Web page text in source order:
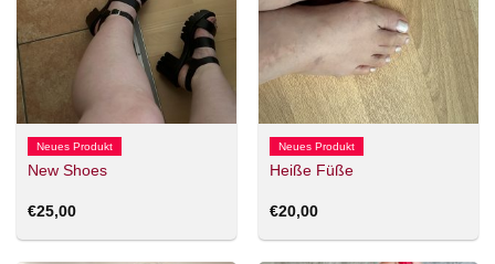
Neues Produkt
New Shoes
€25,00
Neues Produkt
Heiße Füße
€20,00